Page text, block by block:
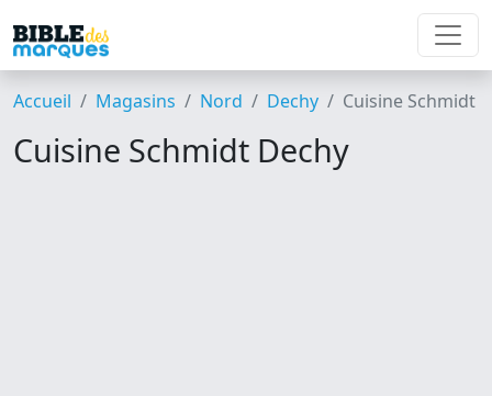
Accueil Magasins Nord Dechy Cuisine Schmidt
Cuisine Schmidt Dechy